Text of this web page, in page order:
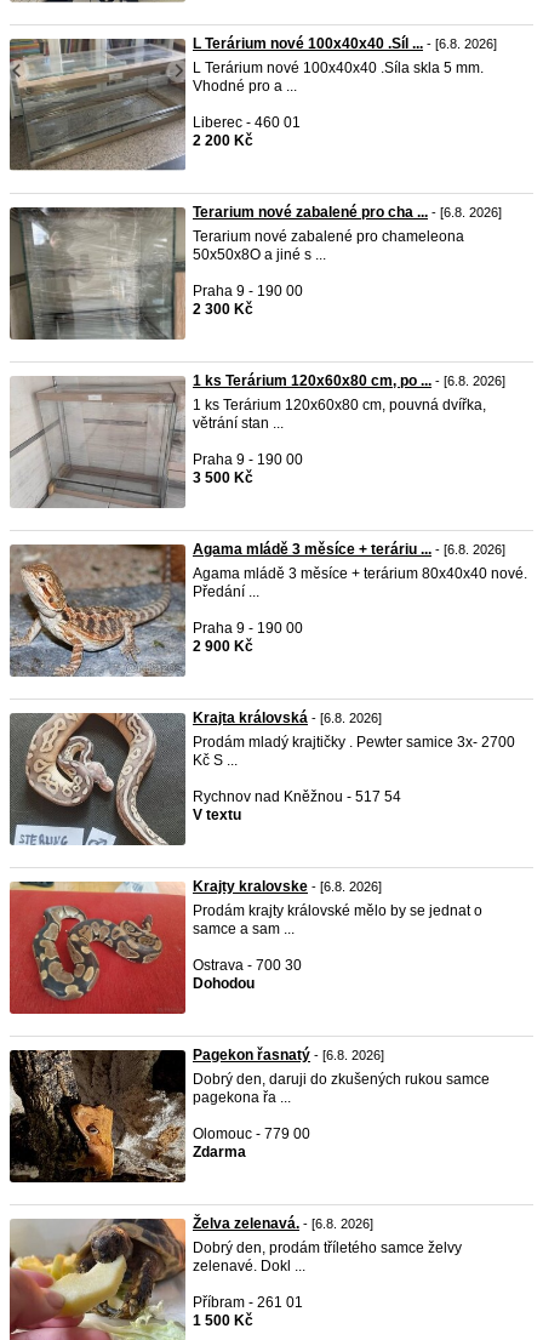
L Terárium nové 100x40x40 .Síl ... - [6.8. 2026]
L Terárium nové 100x40x40 .Síla skla 5 mm.
Vhodné pro a ...
Liberec - 460 01
2 200 Kč
Terarium nové zabalené pro cha ... - [6.8. 2026]
Terarium nové zabalené pro chameleona
50x50x8O a jiné s ...
Praha 9 - 190 00
2 300 Kč
1 ks Terárium 120x60x80 cm, po ... - [6.8. 2026]
1 ks Terárium 120x60x80 cm, pouvná dvířka,
větrání stan ...
Praha 9 - 190 00
3 500 Kč
Agama mládě 3 měsíce + teráriu ... - [6.8. 2026]
Agama mládě 3 měsíce + terárium 80x40x40 nové.
Předání ...
Praha 9 - 190 00
2 900 Kč
Krajta královská - [6.8. 2026]
Prodám mladý krajtičky . Pewter samice 3x- 2700
Kč S ...
Rychnov nad Kněžnou - 517 54
V textu
Krajty kralovske - [6.8. 2026]
Prodám krajty královské mělo by se jednat o
samce a sam ...
Ostrava - 700 30
Dohodou
Pagekon řasnatý - [6.8. 2026]
Dobrý den, daruji do zkušených rukou samce
pagekona řa ...
Olomouc - 779 00
Zdarma
Želva zelenavá. - [6.8. 2026]
Dobrý den, prodám tříletého samce želvy
zelenavé. Dokl ...
Příbram - 261 01
1 500 Kč